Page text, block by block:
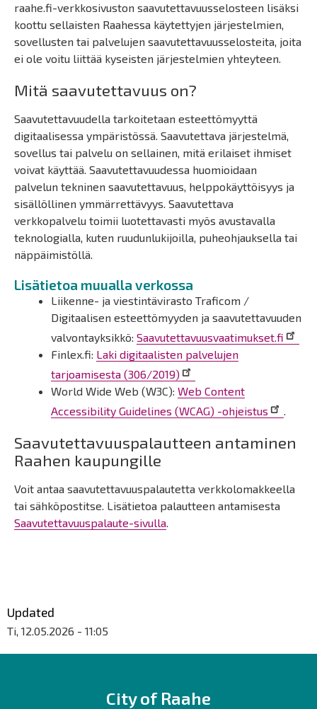
raahe.fi-verkkosivuston saavutettavuusselosteen lisäksi
koottu sellaisten Raahessa käytettyjen järjestelmien,
sovellusten tai palvelujen saavutettavuusselosteita, joita
ei ole voitu liittää kyseisten järjestelmien yhteyteen.
Mitä saavutettavuus on?
Saavutettavuudella tarkoitetaan esteettömyyttä
digitaalisessa ympäristössä. Saavutettava järjestelmä,
sovellus tai palvelu on sellainen, mitä erilaiset ihmiset
voivat käyttää. Saavutettavuudessa huomioidaan
palvelun tekninen saavutettavuus, helppokäyttöisyys ja
sisällöllinen ymmärrettävyys. Saavutettava
verkkopalvelu toimii luotettavasti myös avustavalla
teknologialla, kuten ruudunlukijoilla, puheohjauksella tai
näppäimistöllä.
Lisätietoa muualla verkossa
Liikenne- ja viestintävirasto Traficom /
Digitaalisen esteettömyyden ja saavutettavuuden
valvontayksikkö: Saavutettavuusvaatimukset.fi
Finlex.fi: Laki digitaalisten palvelujen
tarjoamisesta (306/2019)
World Wide Web (W3C): Web Content
Accessibility Guidelines (WCAG) -ohjeistus
.
Saavutettavuuspalautteen antaminen
Raahen kaupungille
Voit antaa saavutettavuuspalautetta verkkolomakkeella
tai sähköpostitse. Lisätietoa palautteen antamisesta
Saavutettavuuspalaute-sivulla.
Updated
Ti, 12.05.2026 - 11:05
City of Raahe